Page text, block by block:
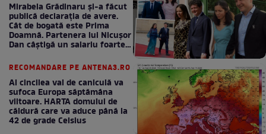
Mirabela Grădinaru și-a făcut
publică declarația de avere.
Cât de bogată este Prima
Doamnă. Partenera lui Nicușor
Dan câștigă un salariu foarte
RECOMANDARE PE ANTENA3.RO
Al cincilea val de caniculă va
sufoca Europa săptămâna
viitoare. HARTA domului de
căldură care va aduce până la
42 de grade Celsius